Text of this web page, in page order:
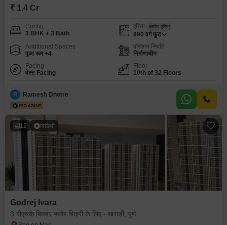
₹ 1.4 Cr
Config
3 BHK + 3 Bath
एरिया कार्पेट एरिया
890 वर्ग फुट
Additional Spaces
पूजा रूम +4
पॉसेशन स्थिति
निर्माणाधीन
Facing
वेस्ट Facing
Floor
10th of 32 Floors
R Ramesh Dhotre
12 विडियो
Godrej Ivara
3 बीएचके बिल्डर फ्लोर बिक्री के लिए - खराडी, पुणे